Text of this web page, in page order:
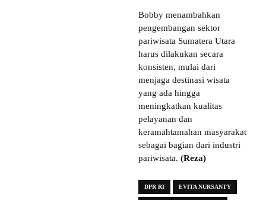
Bobby menambahkan
pengembangan sektor
pariwisata Sumatera Utara
harus dilakukan secara
konsisten, mulai dari
menjaga destinasi wisata
yang ada hingga
meningkatkan kualitas
pelayanan dan
keramahtamahan masyarakat
sebagai bagian dari industri
pariwisata. (Reza)
DPR RI EVITA NURSANTY